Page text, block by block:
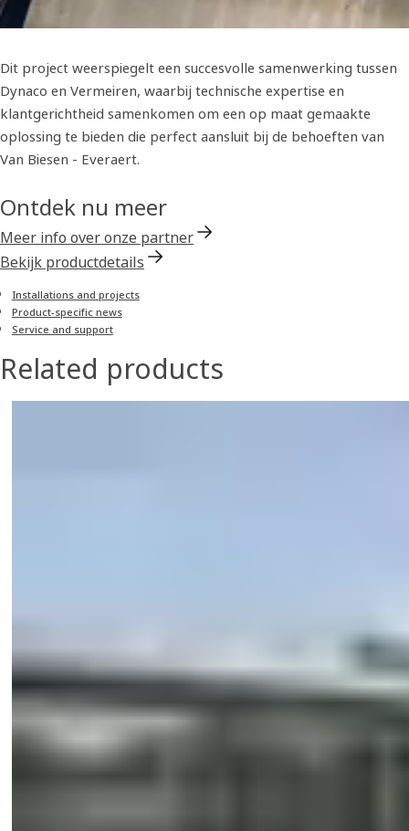
Dit project weerspiegelt een succesvolle samenwerking tussen
Dynaco en Vermeiren, waarbij technische expertise en
klantgerichtheid samenkomen om een op maat gemaakte
oplossing te bieden die perfect aansluit bij de behoeften van
Van Biesen - Everaert.
Ontdek nu meer
Meer info over onze partner
Bekijk productdetails
Installations and projects
Product-specific news
Service and support
Related products